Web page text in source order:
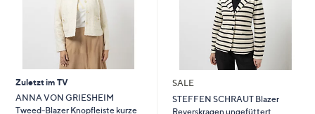
Zuletzt im TV
ANNA VON GRIESHEIM
Tweed-Blazer Knopfleiste kurze
SALE
STEFFEN SCHRAUT Blazer
Reverskragen ungefüttert